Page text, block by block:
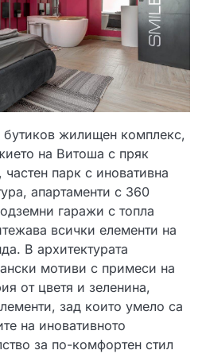
бутиков жилищен комплекс,
на Витоша с пряк
парк с иновативна
апартаменти с 360
гаражи с топла
всички елементи на
В архитектурата
мотиви с примеси на
от цветя и зеленина,
зад които умело са
на иновативното
за по-комфортен стил